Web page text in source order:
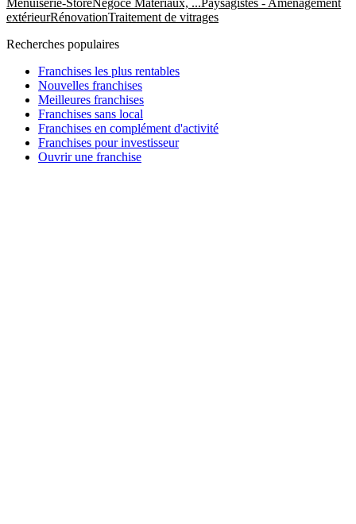
Menuiserie-StoreNégoce Matériaux, ... Paysagistes - Aménagement
extérieurRénovationTraitement de vitrages
Recherches populaires
Franchises les plus rentables
Nouvelles franchises
Meilleures franchises
Franchises sans local
Franchises en complément d'activité
Franchises pour investisseur
Ouvrir une franchise